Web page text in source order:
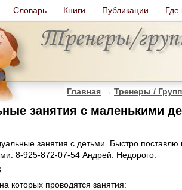
Словарь Книги Публикации Где
Главная → Тренеры /
занятия с маленькими
занятия с детьми. Быстро
8-925-872-07-54 Андрей. Недорого.
которых проводятся занятия: